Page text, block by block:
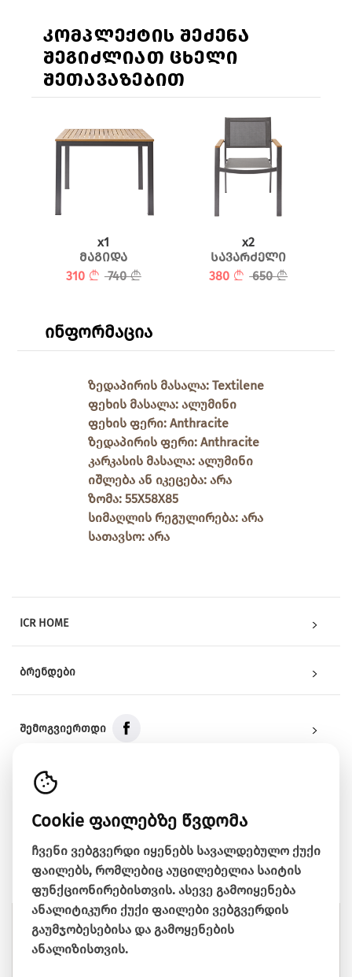
კომპლექტის შეძენა
შეგიძლიათ ცხელი
შეთავაზებით
x1
მაგიდა
310
740
x2
სავარძელი
380
650
ინფორმაცია
ზედაპირის მასალა: Textilene
ფეხის მასალა: ალუმინი
ფეხის ფერი: Anthracite
ზედაპირის ფერი: Anthracite
კარკასის მასალა: ალუმინი
იშლება ან იკეცება: არა
ზომა: 55X58X85
სიმაღლის რეგულირება: არა
სათავსო: არა
ICR HOME
ჩვენს შესახებ
წესები და პირობები
კონფიდენციალურობის პოლიტიკა
პროდუქციის მიწოდება
დაბრუნების პოლიტიკა
კანონისმიერი გარანტია
გადახდის მეთოდები
ყიდვის ინსტრუქცია
Cookie პოლიტიკა
ხშირად დასმული კითხვები
კონტაქტი
B2B
ბლოგები
ბრენდები
ლაბორატორია ჩემი სახლი
კარე
ნატერიალი
ჩემი ოფისი
სლიფ & ბედ
შემოგვიერთდი
პუშკინის ქუჩა N33, ბათუმი
2 ალ.თვალჭრელიძის ქ, ისთ ფოინთი
მაჩვენე რუკაზე
Cookie ფაილებზე წვდომა
ჩვენი ვებგვერდი იყენებს სავალდებულო ქუქი
ფაილებს, რომლებიც აუცილებელია საიტის
ფუნქციონირებისთვის. ასევე გამოიყენება
ანალიტიკური ქუქი ფაილები ვებგვერდის
გაუმჯობესებისა და გამოყენების
ანალიზისთვის.